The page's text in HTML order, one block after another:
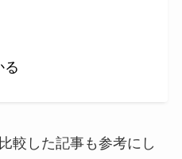
る
較した記事も参考にし